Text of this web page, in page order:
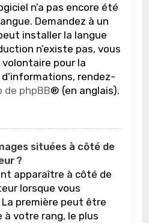
n’a pas encore été
Demandez à un
installer la langue
n’existe pas, vous
pour la
rendez-
de phpBB® (en anglais).
situées à côté de
?
apparaître à côté de
lorsque vous
première peut être
à votre rang, le plus